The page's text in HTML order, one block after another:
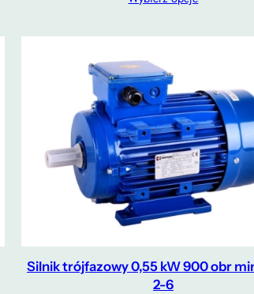
do
Silnik trójfazowy 0,55 kW 900 obr
2-6